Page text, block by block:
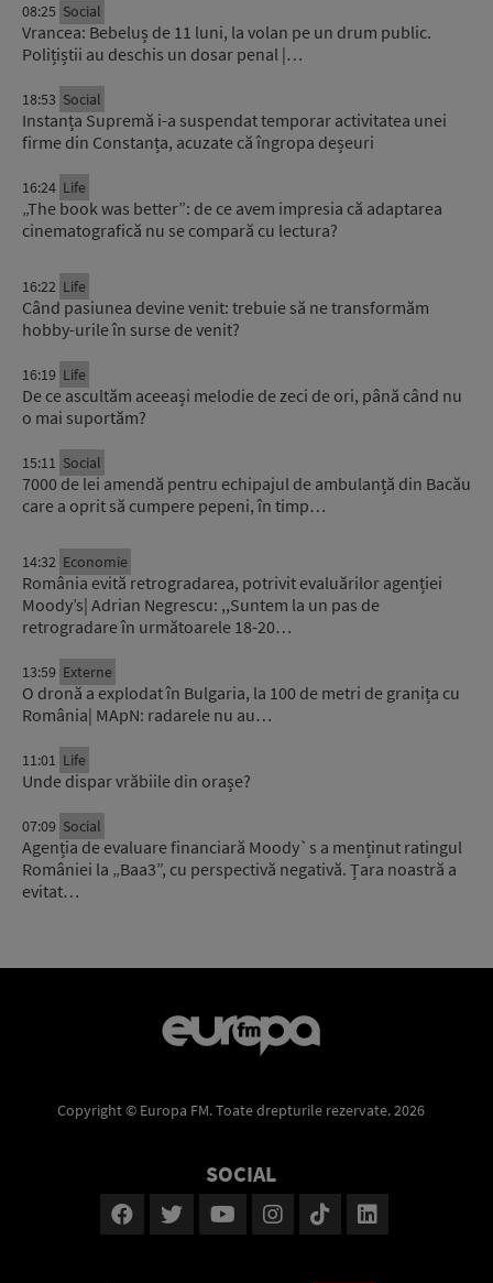
08:25 Social
Vrancea: Bebeluș de 11 luni, la volan pe un drum public.
Polițiștii au deschis un dosar penal |…
18:53 Social
Instanța Supremă i-a suspendat temporar activitatea unei
firme din Constanța, acuzate că îngropa deșeuri
16:24 Life
„The book was better”: de ce avem impresia că adaptarea
cinematografică nu se compară cu lectura?
16:22 Life
Când pasiunea devine venit: trebuie să ne transformăm
hobby-urile în surse de venit?
16:19 Life
De ce ascultăm aceeași melodie de zeci de ori, până când nu
o mai suportăm?
15:11 Social
7000 de lei amendă pentru echipajul de ambulanță din Bacău
care a oprit să cumpere pepeni, în timp…
14:32 Economie
România evită retrogradarea, potrivit evaluărilor agenției
Moody’s| Adrian Negrescu: ,,Suntem la un pas de
retrogradare în următoarele 18-20…
13:59 Externe
O dronă a explodat în Bulgaria, la 100 de metri de granița cu
România| MApN: radarele nu au…
11:01 Life
Unde dispar vrăbiile din orașe?
07:09 Social
Agenția de evaluare financiară Moody`s a menținut ratingul
României la „Baa3”, cu perspectivă negativă. Țara noastră a
evitat…
Copyright © Europa FM. Toate drepturile rezervate. 2026
SOCIAL